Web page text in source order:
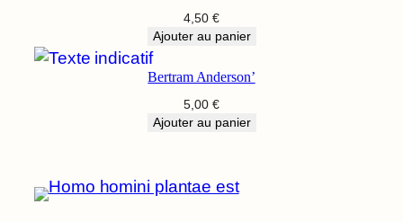
4,50 €
Ajouter au panier
Bertram Anderson’
5,00 €
Ajouter au panier